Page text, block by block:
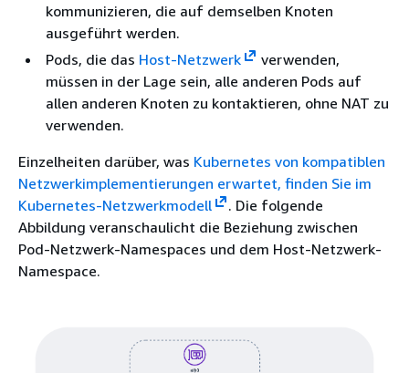
kommunizieren, die auf demselben Knoten
ausgeführt werden.
Pods, die das Host-Netzwerk
verwenden,
müssen in der Lage sein, alle anderen Pods auf
allen anderen Knoten zu kontaktieren, ohne NAT zu
verwenden.
Einzelheiten darüber, was Kubernetes von kompatiblen
Netzwerkimplementierungen erwartet, finden Sie im
Kubernetes-Netzwerkmodell
. Die folgende
Abbildung veranschaulicht die Beziehung zwischen
Pod-Netzwerk-Namespaces und dem Host-Netzwerk-
Namespace.